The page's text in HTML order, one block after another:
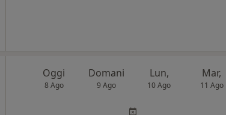
Oggi
8 Ago
Domani
9 Ago
Lun,
10 Ago
Mar,
11 Ago